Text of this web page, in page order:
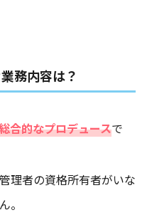
務内容は？
合的なプロデュースで
理者の資格所有者がいな
。